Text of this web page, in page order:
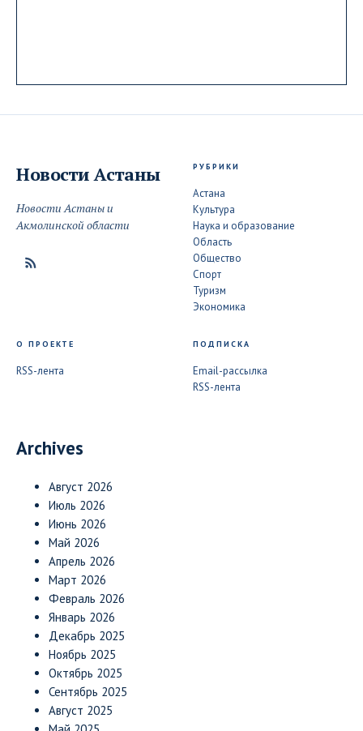
Новости Астаны
Новости Астаны и
Акмолинской области
РУБРИКИ
Астана
Культура
Наука и образование
Область
Общество
Спорт
Туризм
Экономика
О ПРОЕКТЕ
RSS-лента
ПОДПИСКА
Email-рассылка
RSS-лента
Archives
Август 2026
Июль 2026
Июнь 2026
Май 2026
Апрель 2026
Март 2026
Февраль 2026
Январь 2026
Декабрь 2025
Ноябрь 2025
Октябрь 2025
Сентябрь 2025
Август 2025